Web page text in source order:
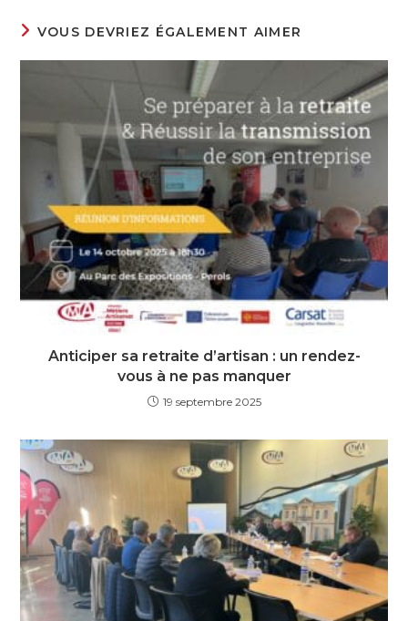
VOUS DEVRIEZ ÉGALEMENT AIMER
Anticiper sa retraite d’artisan : un rendez-
vous à ne pas manquer
19 septembre 2025